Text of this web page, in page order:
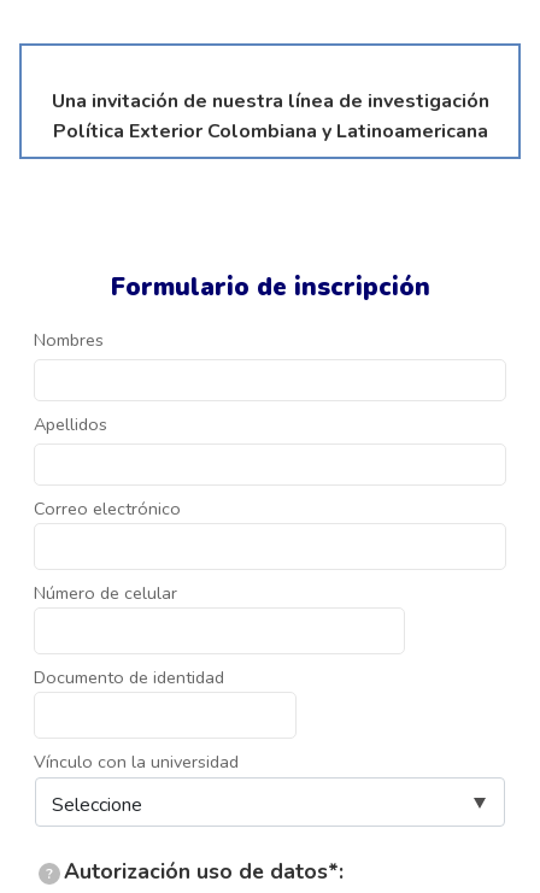
Formulario de inscripción
Nombres
Apellidos
Correo electrónico
Número de celular
Documento de identidad
Vínculo con la universidad
? Autorización uso de datos*:
Una invitación de nuestra línea de investigación
Política Exterior Colombiana y Latinoamericana